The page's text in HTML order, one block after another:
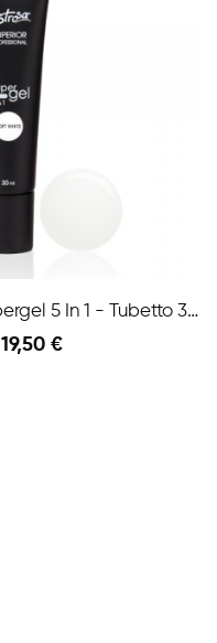
Soft White - Supergel 5 In 1 - Tubetto 30ml
19,50 €